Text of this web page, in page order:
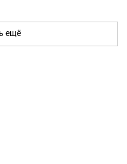
ещё